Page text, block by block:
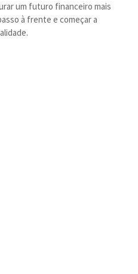
um futuro financeiro mais
à frente e começar a